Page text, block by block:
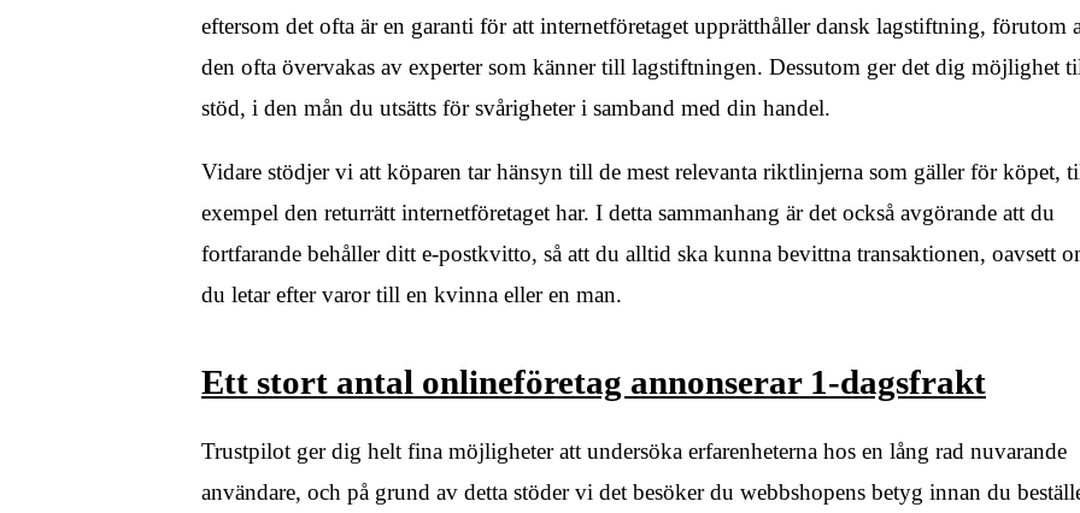
eftersom det ofta är en garanti för att internetföretaget upprätthåller dansk lagstiftning, förutom
den ofta övervakas av experter som känner till lagstiftningen. Dessutom ger det dig möjlighet
stöd, i den mån du utsätts för svårigheter i samband med din handel.
Vidare stödjer vi att köparen tar hänsyn till de mest relevanta riktlinjerna som gäller för köpet,
exempel den returrätt internetföretaget har. I detta sammanhang är det också avgörande att du
fortfarande behåller ditt e-postkvitto, så att du alltid ska kunna bevittna transaktionen, oavsett
du letar efter varor till en kvinna eller en man.
Ett stort antal onlineföretag annonserar 1-dagsfrakt
Trustpilot ger dig helt fina möjligheter att undersöka erfarenheterna hos en lång rad nuvarande
användare, och på grund av detta stöder vi det besöker du webbshopens betyg innan du